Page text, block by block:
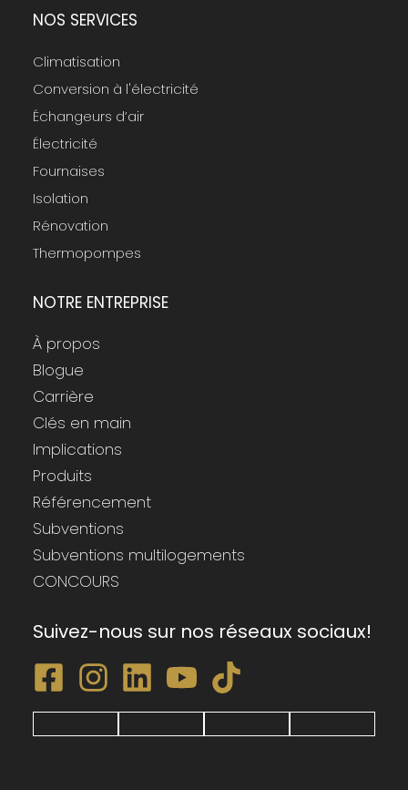
NOS SERVICES
Climatisation
Conversion à l'électricité
Échangeurs d’air
Électricité
Fournaises
Isolation
Rénovation
Thermopompes
NOTRE ENTREPRISE
À propos
Blogue
Carrière
Clés en main
Implications
Produits
Référencement
Subventions
Subventions multilogements
CONCOURS
Suivez-nous sur nos réseaux sociaux!